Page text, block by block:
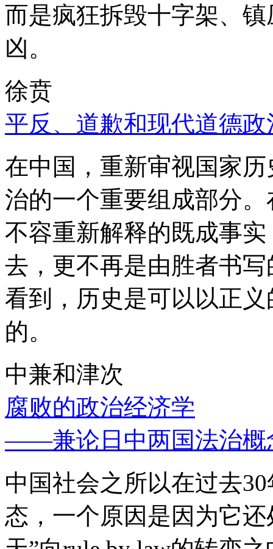
而是疯狂拆毁十字架、
凶。
徐贲
平反、道歉和现代道德政
在中国，重新审视国家
治的一个重要组成部分
不容重新解释的既成事
去，更不再是由胜者书
看到，历史是可以以正
的。
中兼和津次
腐败的政治经济学
——兼论日中两国法治概
中国社会之所以在过去
态，一个原因是因为它